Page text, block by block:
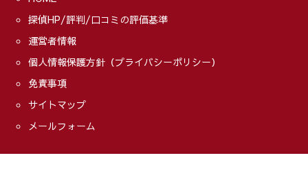
探偵HP/評判/口コミの評価基準
運営者情報
個人情報保護方針（プライバシーポリシー）
免責事項
サイトマップ
メールフォーム